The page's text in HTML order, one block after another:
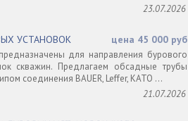
23.07.2026
УСТАНОВОК цена 45 000 руб
для направления бурового
скважин. Предлагаем обсадные трубы
соединения BAUER, Leffer, KATO ...
21.07.2026